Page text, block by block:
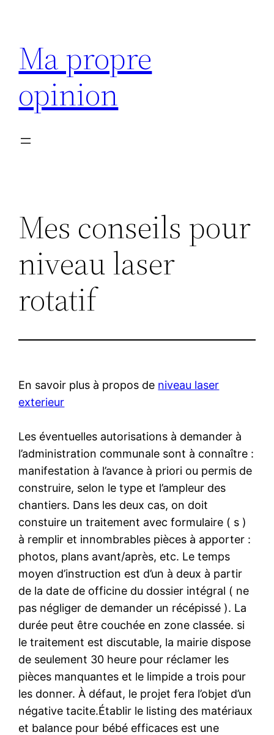
contenu
Ma propre
opinion
Mes conseils pour
niveau laser
rotatif
En savoir plus à propos de niveau laser
exterieur
Les éventuelles autorisations à demander à
l’administration communale sont à connaître :
manifestation à l’avance à priori ou permis de
construire, selon le type et l’ampleur des
chantiers. Dans les deux cas, on doit
constuire un traitement avec formulaire ( s )
à remplir et innombrables pièces à apporter :
photos, plans avant/après, etc. Le temps
moyen d’instruction est d’un à deux à partir
de la date de officine du dossier intégral ( ne
pas négliger de demander un récépissé ). La
durée peut être couchée en zone classée. si
le traitement est discutable, la mairie dispose
de seulement 30 heure pour réclamer les
pièces manquantes et le limpide a trois pour
les donner. À défaut, le projet fera l’objet d’un
négative tacite.Établir le listing des matériaux
et balance pour bébé efficaces est une